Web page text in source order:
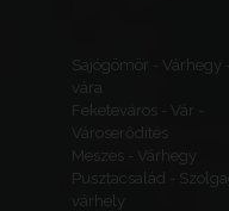
Sajógömör - Várhegy
vára
Feketeváros - Vár -
Városerődítés
Meszes - Várhegy
Pusztacsalád -
várhely